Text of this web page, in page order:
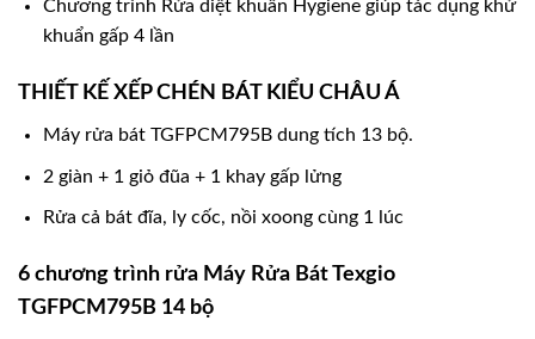
Chương trình Rửa diệt khuẩn Hygiene giúp tác dụng khử
khuẩn gấp 4 lần
THIẾT KẾ XẾP CHÉN BÁT KIỂU CHÂU Á
Máy rửa bát TGFPCM795B dung tích 13 bộ.
2 giàn + 1 giỏ đũa + 1 khay gấp lửng
Rửa cả bát đĩa, ly cốc, nồi xoong cùng 1 lúc
6 chương trình rửa Máy Rửa Bát Texgio
TGFPCM795B 14 bộ